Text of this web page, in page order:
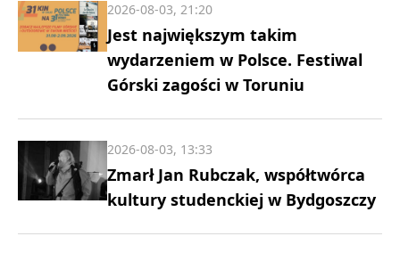
Jest największym takim
wydarzeniem w Polsce. Festiwal
Górski zagości w Toruniu
2026-08-03, 21:20
Zmarł Jan Rubczak, współtwórca
kultury studenckiej w Bydgoszczy
2026-08-03, 13:33